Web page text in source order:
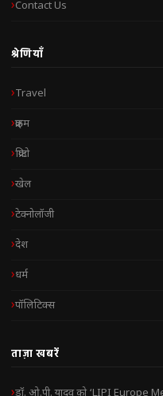
Contact Us
श्रेणियाँ
Travel
क्राइम
क्रिप्टो
खेल
टेक्नोलॉजी
देश
धर्म
पॉलिटिक्स
ताज़ा खबरें
डॉ. ओ.पी. यादव को ‘LIPI Europe